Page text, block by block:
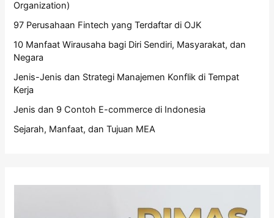
Organization)
97 Perusahaan Fintech yang Terdaftar di OJK
10 Manfaat Wirausaha bagi Diri Sendiri, Masyarakat, dan
Negara
Jenis-Jenis dan Strategi Manajemen Konflik di Tempat
Kerja
Jenis dan 9 Contoh E-commerce di Indonesia
Sejarah, Manfaat, dan Tujuan MEA